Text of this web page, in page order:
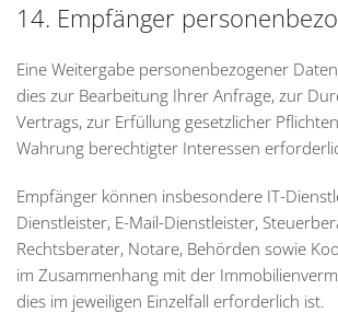
14. Empfänger
Eine Weitergabe personenbezogener
dies zur Bearbeitung Ihrer Anfrage, zur
Vertrags, zur Erfüllung gesetzlicher
Wahrung berechtigter Interessen
Empfänger können insbesondere IT-
Dienstleister, E-Mail-Dienstleister,
Rechtsberater, Notare, Behörden sowie
im Zusammenhang mit der
dies im jeweiligen Einzelfall erforderlich ist.